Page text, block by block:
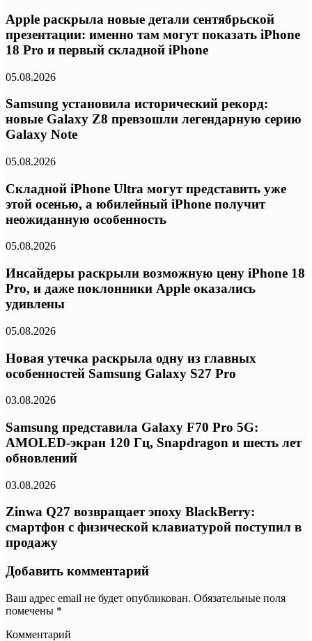
Apple раскрыла новые детали сентябрьской
презентации: именно там могут показать iPhone
18 Pro и первый складной iPhone
05.08.2026
Samsung установила исторический рекорд:
новые Galaxy Z8 превзошли легендарную серию
Galaxy Note
05.08.2026
Складной iPhone Ultra могут представить уже
этой осенью, а юбилейный iPhone получит
неожиданную особенность
05.08.2026
Инсайдеры раскрыли возможную цену iPhone 18
Pro, и даже поклонники Apple оказались
удивлены
05.08.2026
Новая утечка раскрыла одну из главных
особенностей Samsung Galaxy S27 Pro
03.08.2026
Samsung представила Galaxy F70 Pro 5G:
AMOLED-экран 120 Гц, Snapdragon и шесть лет
обновлений
03.08.2026
Zinwa Q27 возвращает эпоху BlackBerry:
смартфон с физической клавиатурой поступил в
продажу
Добавить комментарий
Ваш адрес email не будет опубликован. Обязательные поля
помечены *
Комментарий